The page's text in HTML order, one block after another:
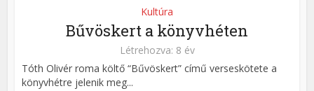
Kultúra
Bűvöskert a könyvhéten
Létrehozva: 8 év
Tóth Olivér roma költő “Bűvöskert” című verseskötete a
könyvhétre jelenik meg...